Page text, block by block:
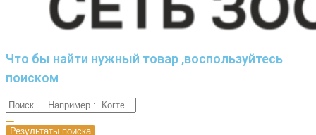
Что бы найти нужный товар ,воспользуйтесь
поиском
Результаты поиска